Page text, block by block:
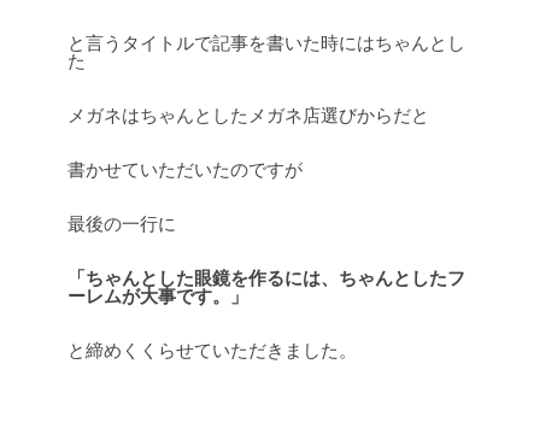
と言うタイトルで記事を書いた時にはちゃんとし
た
メガネはちゃんとしたメガネ店選びからだと
書かせていただいたのですが
最後の一行に
「ちゃんとした眼鏡を作るには、ちゃんとしたフ
ーレムが大事です。」
と締めくくらせていただきました。